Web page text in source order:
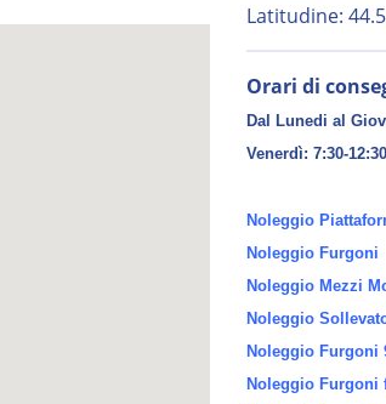
Latitudine:
Orari di
Dal Lunedi al
Venerdì: 7:30-
Noleggio
Noleggio Furgoni
Noleggio Mezzi
Noleggio
Noleggio Furgoni
Noleggio Furgoni